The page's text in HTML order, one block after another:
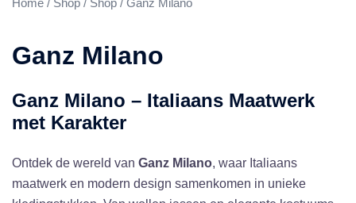
Home / Shop / Shop / Ganz Milano
Ganz Milano
Ganz Milano – Italiaans Maatwerk
met Karakter
Ontdek de wereld van Ganz Milano, waar Italiaans
maatwerk en modern design samenkomen in unieke